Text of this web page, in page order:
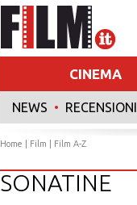
CINEMA
NEWS • RECENSIONI
Home Film Film A-Z
SONATINE